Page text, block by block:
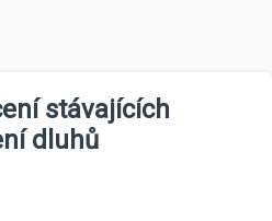
stávajících
dluhů